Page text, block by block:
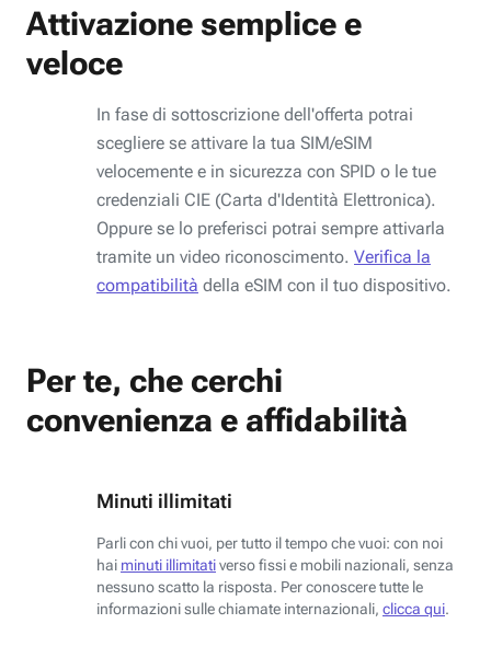
Attivazione semplice e
veloce
In fase di sottoscrizione dell'offerta potrai
scegliere se attivare la tua SIM/eSIM
velocemente e in sicurezza con SPID o le tue
credenziali CIE (Carta d'Identità Elettronica).
Oppure se lo preferisci potrai sempre attivarla
tramite un video riconoscimento. Verifica la
compatibilità della eSIM con il tuo dispositivo.
Per te, che cerchi
convenienza e affidabilità
Minuti illimitati
Parli con chi vuoi, per tutto il tempo che vuoi: con noi
hai minuti illimitativerso fissi e mobili nazionali, senza
nessuno scatto la risposta. Per conoscere tutte le
informazioni sulle chiamate internazionali, clicca qui.